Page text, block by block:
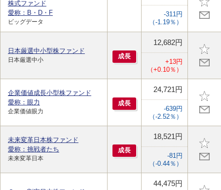
株式ファンド
愛称：B・D・F
ビッグデータ
-311円
（-1.19％）
日本厳選中小型株ファンド
日本厳選中小 成長
12,682円
+13円
（+0.10％）
企業価値成長小型株ファンド
愛称：眼力
企業価値眼力
成長
24,721円
-639円
（-2.52％）
未来変革日本株ファンド
愛称：挑戦者たち
未来変革日本
成長
18,521円
-81円
（-0.44％）
44,475円